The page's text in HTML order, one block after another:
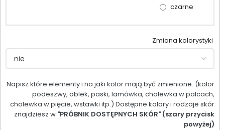
czarne
Zmiana kolorystyki
Napisz które elementy i na jaki kolor mają być zmienione. (kolor
podeszwy, oblek, paski, lamówka, cholewka w palcach,
cholewka w pięcie, wstawki itp.) Dostępne kolory i rodzaje skór
znajdziesz w "PRÓBNIK DOSTĘPNYCH SKÓR" (szary przycisk
powyżej)